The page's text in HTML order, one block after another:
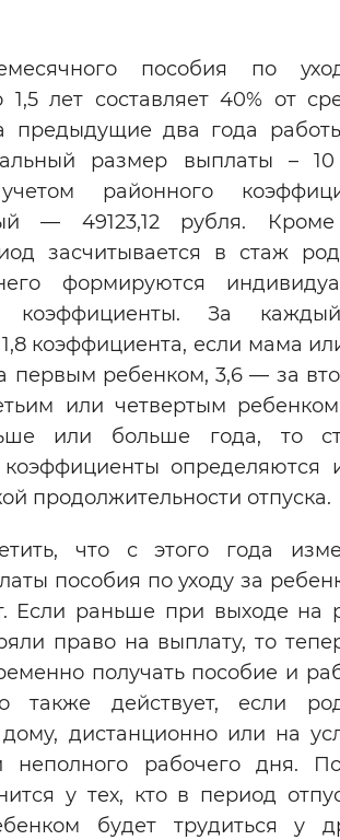
Включены Выключены
Звуковой ассистент
Остановить
Вернуть стандартные настройки
пособия по
лет составляет 40% от
предыдущие два года
размер выплаты – 10
районного
— 49123,12 рубля. Кроме
засчитывается в стаж
формируются
коэффициенты. За
коэффициента, если мама
первым ребенком, 3,6 — за
или четвертым
или больше года, то
определяются
продолжительности отпуска.
что с этого года
пособия по уходу за
Если раньше при выходе на
право на выплату, то
получать пособие и
также действует, если
дистанционно или на
неполного рабочего дня.
у тех, кто в период
будет трудиться у